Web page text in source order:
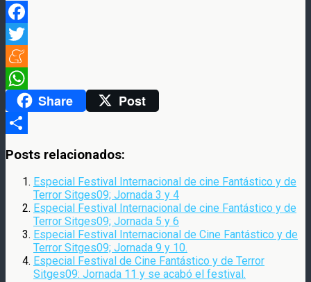
Facebook
Twitter
Meneame
WhatsAppShare Post
Posts relacionados:
Especial Festival Internacional de cine Fantástico y de
Terror Sitges09; Jornada 3 y 4
Especial Festival Internacional de cine Fantástico y de
Terror Sitges09; Jornada 5 y 6
Especial Festival Internacional de Cine Fantástico y de
Terror Sitges09; Jornada 9 y 10.
Especial Festival de Cine Fantástico y de Terror
Sitges09: Jornada 11 y se acabó el festival.